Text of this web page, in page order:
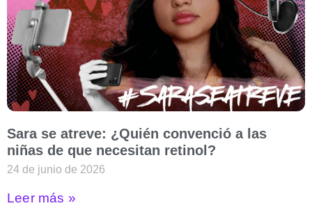
Sara se atreve: ¿Quién convenció a las
niñas de que necesitan retinol?
24 de junio de 2026
Leer más »